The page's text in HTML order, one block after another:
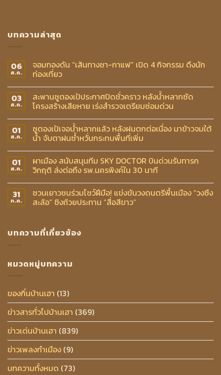
บทความล่าสุด
06
ส.ค.
จอมทองดัน “เส้นทางชา-กาแฟ” เปิด 4 กิจกรรม ดึงนัก
ท่องเที่ยว
03
ส.ค.
สะพานซูตองเป้ประกาศปิดชั่วคราว หลังน้ำหลากซัด
โครงสร้างเสียหาย เร่งสำรวจเตรียมซ่อมด่วน
01
ส.ค.
ซูตองเป้เจอน้ำหลากแล้ว หลังฝนตกต่อเนื่อง นาข้าวจมใต้
น้ำ จับตาฝนซ้ำหวั่นกระทบพื้นที่เพิ่ม
01
ส.ค.
ผาเมือง สนับสนุนทีม SKY DOCTOR บินด่วนรับทารก
วิกฤติ ส่งต่อถึง รพ.นครพิงค์ใน 30 นาที
31
ก.ค.
ชวนเยาวชนร่วมโชว์ฝีมือ! แข่งขันวงดนตรีพื้นเมือง “วงซึง
สะล้อ” ชิงถ้วยประทาน “สื่อสีขาว”
บทความที่เกี่ยวข้อง
หมวดหมู่บทความ
ของกิ๋นบ้านเฮา (13)
ข่าวสารทั่วไปบ้านเฮา (369)
ข่าวเด่นบ้านเฮา (839)
ข่าวเพลงกำเมือง (9)
บทความทั้งหมด (73)